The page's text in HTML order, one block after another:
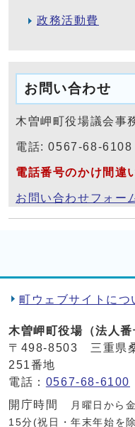
政務活動費
お問い合わせ
木曽岬町役場議会事
電話: 0567-68-6108
電話番号のかけ間違
お問い合わせフォー
町ウェブサイトにつ
木曽岬町役場（法人
〒498-8503 三重県
251番地
電話： 0567-68-6100
開庁時間
月曜日から
15分(祝日・年末年始を